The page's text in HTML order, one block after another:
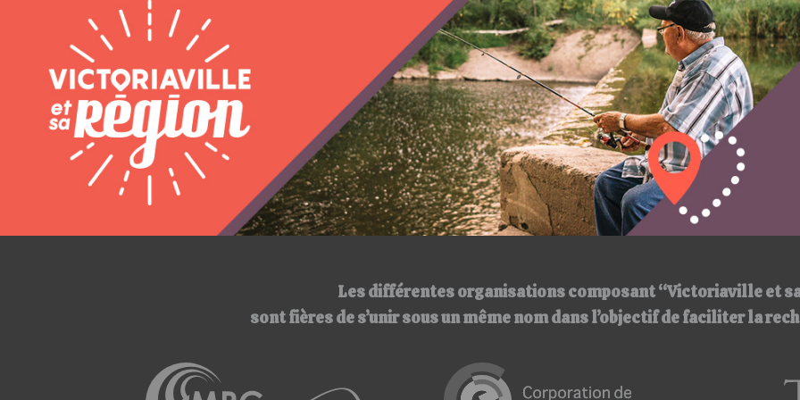
Les différentes organisations composant “Victoriaville et
sont fières de s’unir sous un même nomdans l’objectif de faciliter la